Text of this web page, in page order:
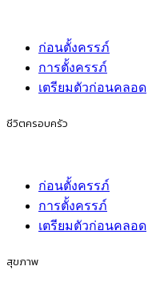
ก่อนตั้งครรภ์
การตั้งครรภ์
เตรียมตัวก่อนคลอด
ชีวิตครอบครัว
ก่อนตั้งครรภ์
การตั้งครรภ์
เตรียมตัวก่อนคลอด
สุขภาพ